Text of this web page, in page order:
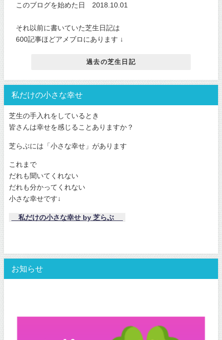
このブログを始めた日 2018.10.01
それ以前に書いていた芝生日記は
600記事ほどアメブロにあります ↓
過去の芝生日記
私だけの小さな幸せ
芝生の手入れをしているとき
皆さんは幸せを感じることありますか？
芝らぶには「小さな幸せ」があります
これまで
だれも聞いてくれない
だれも分かってくれない
小さな幸せです↓
私だけの小さな幸せ by 芝らぶ
お知らせ